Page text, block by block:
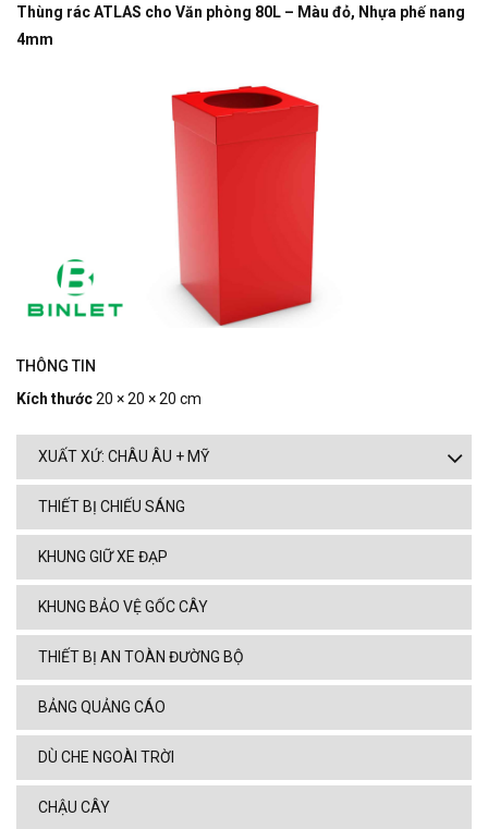
Thùng rác ATLAS cho Văn phòng 80L – Màu đỏ, Nhựa phế nang
4mm
THÔNG TIN
Kích thước20 × 20 × 20 cm
XUẤT XỨ: CHÂU ÂU + MỸ
THIẾT BỊ CHIẾU SÁNG
KHUNG GIỮ XE ĐẠP
KHUNG BẢO VỆ GỐC CÂY
THIẾT BỊ AN TOÀN ĐƯỜNG BỘ
BẢNG QUẢNG CÁO
DÙ CHE NGOÀI TRỜI
CHẬU CÂY